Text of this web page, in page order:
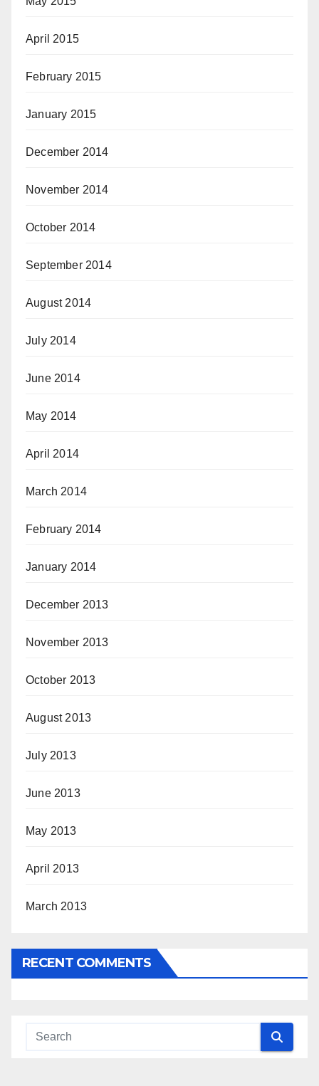
April 2015
February 2015
January 2015
December 2014
November 2014
October 2014
September 2014
August 2014
July 2014
June 2014
May 2014
April 2014
March 2014
February 2014
January 2014
December 2013
November 2013
October 2013
August 2013
July 2013
June 2013
May 2013
April 2013
March 2013
RECENT COMMENTS